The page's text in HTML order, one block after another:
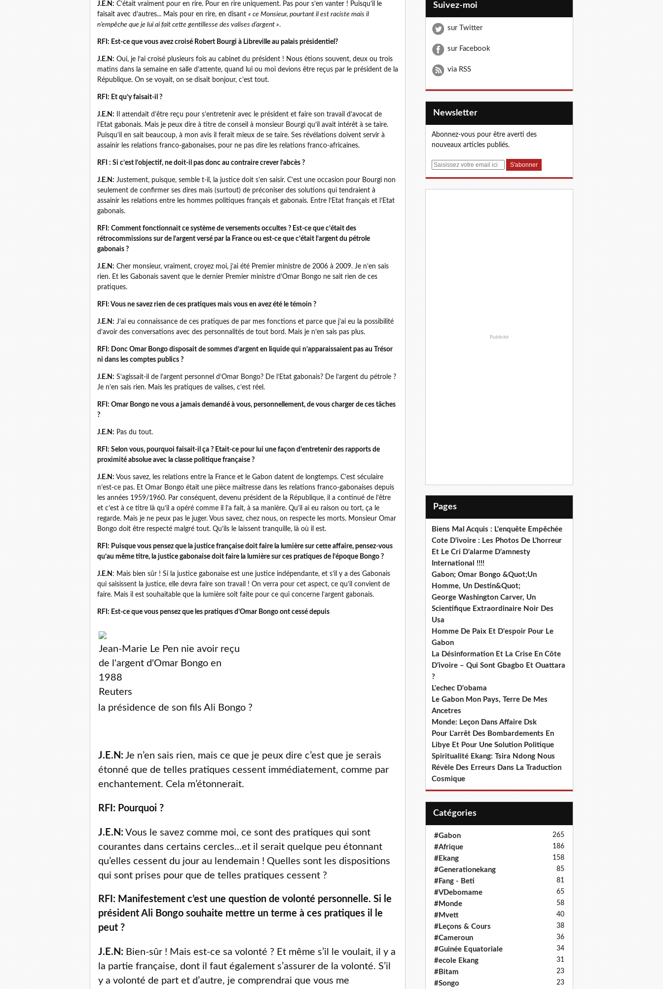
J.E.N: C’était vraiment pour en rire. Pour en rire uniquement. Pas pour s’en vanter ! Puisqu’il le
faisait avec d’autres... Mais pour en rire, en disant « ce Monsieur, pourtant il est raciste mais il
n’empêche que je lui ai fait cette gentillesse des valises d’argent ».
RFI: Est-ce que vous avez croisé Robert Bourgi à Libreville au palais présidentiel?
J.E.N: Oui, je l’ai croisé plusieurs fois au cabinet du président ! Nous étions souvent, deux ou trois
matins dans la semaine en salle d’attente, quand lui ou moi devions être reçus par le président de la
République. On se voyait, on se disait bonjour, c’est tout.
RFI: Et qu’y faisait-il ?
J.E.N: Il attendait d’être reçu pour s’entretenir avec le président et faire son travail d’avocat de
l’Etat gabonais. Mais je peux dire à titre de conseil à monsieur Bourgi qu’il avait intérêt à se taire.
Puisqu’il en sait beaucoup, à mon avis il ferait mieux de se taire. Ses révélations doivent servir à
assainir les relations franco-gabonaises, pour ne pas dire les relations franco-africaines.
RFI : Si c’est l’objectif, ne doit-il pas donc au contraire crever l’abcès ?
J.E.N: Justement, puisque, semble t-il, la justice doit s’en saisir. C’est une occasion pour Bourgi non
seulement de confirmer ses dires mais (surtout) de préconiser des solutions qui tendraient à
assainir les relations entre les hommes politiques français et gabonais. Entre l’Etat français et l’Etat
gabonais.
RFI: Comment fonctionnait ce système de versements occultes ? Est-ce que c’était des
rétrocommissions sur de l’argent versé par la France ou est-ce que c’était l’argent du pétrole
gabonais ?
J.E.N: Cher monsieur, vraiment, croyez moi, j’ai été Premier ministre de 2006 à 2009. Je n’en sais
rien. Et les Gabonais savent que le dernier Premier ministre d’Omar Bongo ne sait rien de ces
pratiques.
RFI: Vous ne savez rien de ces pratiques mais vous en avez été le témoin ?
J.E.N: J’ai eu connaissance de ces pratiques de par mes fonctions et parce que j’ai eu la possibilité
d’avoir des conversations avec des personnalités de tout bord. Mais je n’en sais pas plus.
RFI: Donc Omar Bongo disposait de sommes d’argent en liquide qui n’apparaissaient pas au Trésor
ni dans les comptes publics ?
J.E.N: S’agissait-il de l’argent personnel d’Omar Bongo? De l’Etat gabonais? De l’argent du pétrole ?
Je n’en sais rien. Mais les pratiques de valises, c’est réel.
RFI: Omar Bongo ne vous a jamais demandé à vous, personnellement, de vous charger de ces tâches
?
J.E.N: Pas du tout.
RFI: Selon vous, pourquoi faisait-il ça ? Etait-ce pour lui une façon d’entretenir des rapports de
proximité absolue avec la classe politique française ?
J.E.N: Vous savez, les relations entre la France et le Gabon datent de longtemps. C’est séculaire
n’est-ce pas. Et Omar Bongo était une pièce maîtresse dans les relations franco-gabonaises depuis
les années 1959/1960. Par conséquent, devenu président de la République, il a continué de l’être
et c’est à ce titre là qu’il a opéré comme il l’a fait, à sa manière. Qu’il ai eu raison ou tort, ça le
regarde. Mais je ne peux pas le juger. Vous savez, chez nous, on respecte les morts. Monsieur Omar
Bongo doit être respecté malgré tout. Qu’ils le laissent tranquille, là où il est.
RFI: Puisque vous pensez que la justice française doit faire la lumière sur cette affaire, pensez-vous
qu’au même titre, la justice gabonaise doit faire la lumière sur ces pratiques de l’époque Bongo ?
J.E.N : Mais bien sûr ! Si la justice gabonaise est une justice indépendante, et s’il y a des Gabonais
qui saisissent la justice, elle devra faire son travail ! On verra pour cet aspect, ce qu’il convient de
faire. Mais il est souhaitable que la lumière soit faite pour ce qui concerne l’argent gabonais.
RFI: Est-ce que vous pensez que les pratiques d’Omar Bongo ont cessé depuis
Jean-Marie Le Pen nie avoir reçu
de l'argent d'Omar Bongo en
1988
Reuters
la présidence de son fils Ali Bongo ?
J.E.N: Je n’en sais rien, mais ce que je peux dire c’est que je serais
étonné que de telles pratiques cessent immédiatement, comme par
enchantement. Cela m’étonnerait.
RFI: Pourquoi ?
J.E.N: Vous le savez comme moi, ce sont des pratiques qui sont
courantes dans certains cercles…et il serait quelque peu étonnant
qu’elles cessent du jour au lendemain ! Quelles sont les dispositions
qui sont prises pour que de telles pratiques cessent ?
RFI: Manifestement c’est une question de volonté personnelle. Si le
président Ali Bongo souhaite mettre un terme à ces pratiques il le
peut ?
J.E.N: Bien-sûr ! Mais est-ce sa volonté ? Et même s’il le voulait, il y a
la partie française, dont il faut également s’assurer de la volonté. S’il
y a volonté de part et d’autre, je comprendrai que vous me
Suivez-moi
sur Twitter
sur Facebook
via RSS
Newsletter
Abonnez-vous pour être averti des
nouveaux articles publiés.
E
Publicité
Pages
Biens Mal Acquis : L'enquête Empêchée
Cote D'ivoire : Les Photos De L'horreur
Et Le Cri D'alarme D'amnesty
International !!!!
Gabon; Omar Bongo &Quot;Un
Homme, Un Destin&Quot;
George Washington Carver, Un
Scientifique Extraordinaire Noir Des
Usa
Homme De Paix Et D'espoir Pour Le
Gabon
La Désinformation Et La Crise En Côte
D’ivoire – Qui Sont Gbagbo Et Ouattara
?
L'echec D'obama
Le Gabon Mon Pays, Terre De Mes
Ancetres
Monde: Leçon Dans Affaire Dsk
Pour L'arrêt Des Bombardements En
Libye Et Pour Une Solution Politique
Spiritualité Ekang: Tsira Ndong Nous
Révèle Des Erreurs Dans La Traduction
Cosmique
Catégories
#Gabon 265
#Afrique 186
#Ekang 158
#Generationekang 85
#Fang - Beti 81
#VDebomame 65
#Monde 58
#Mvett 40
#Leçons & Cours 38
#Cameroun 36
#Guinée Equatoriale 34
#ecole Ekang 31
#Bitam 23
#Songo 23